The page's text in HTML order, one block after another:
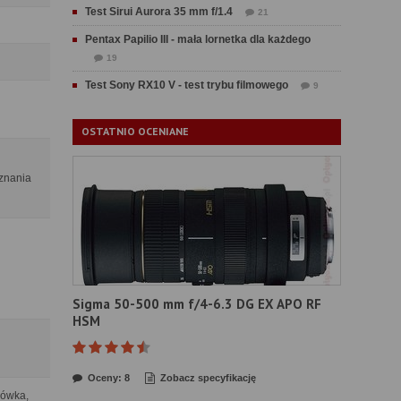
Test Sirui Aurora 35 mm f/1.4 21
Pentax Papilio III - mała lornetka dla każdego
19
Test Sony RX10 V - test trybu filmowego 9
OSTATNIO OCENIANE
Sigma 50-500 mm f/4-6.3 DG EX APO RF
HSM
Oceny: 8 Zobacz specyfikację